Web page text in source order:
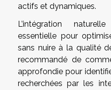
actifs et dynamiques.
L’intégration
essentielle pour
sans nuire à la qualité
recommandé de
approfondie pour
recherchées par les